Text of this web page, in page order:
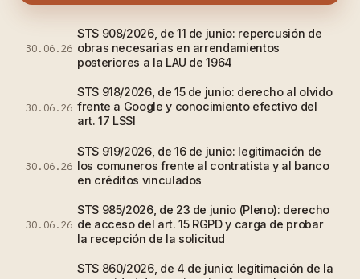
30.06.26
STS 908/2026, de 11 de junio: repercusión de
obras necesarias en arrendamientos
posteriores a la LAU de 1964
30.06.26
STS 918/2026, de 15 de junio: derecho al olvido
frente a Google y conocimiento efectivo del
art. 17 LSSI
30.06.26
STS 919/2026, de 16 de junio: legitimación de
los comuneros frente al contratista y al banco
en créditos vinculados
30.06.26
STS 985/2026, de 23 de junio (Pleno): derecho
de acceso del art. 15 RGPD y carga de probar
la recepción de la solicitud
STS 860/2026, de 4 de junio: legitimación de la